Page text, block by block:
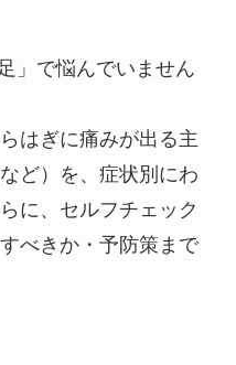
」で悩んでいません
はぎに痛みが出る主
ど）を、症状別にわ
に、セルフチェック
べきか・予防策まで